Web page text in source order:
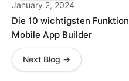
January 2, 2024
Die 10 wichtigsten
Mobile App Builder
Next Blog →